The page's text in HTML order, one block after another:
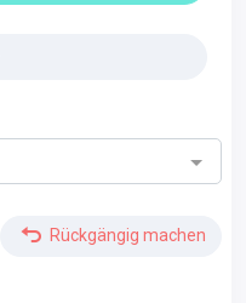
Rückgängig machen